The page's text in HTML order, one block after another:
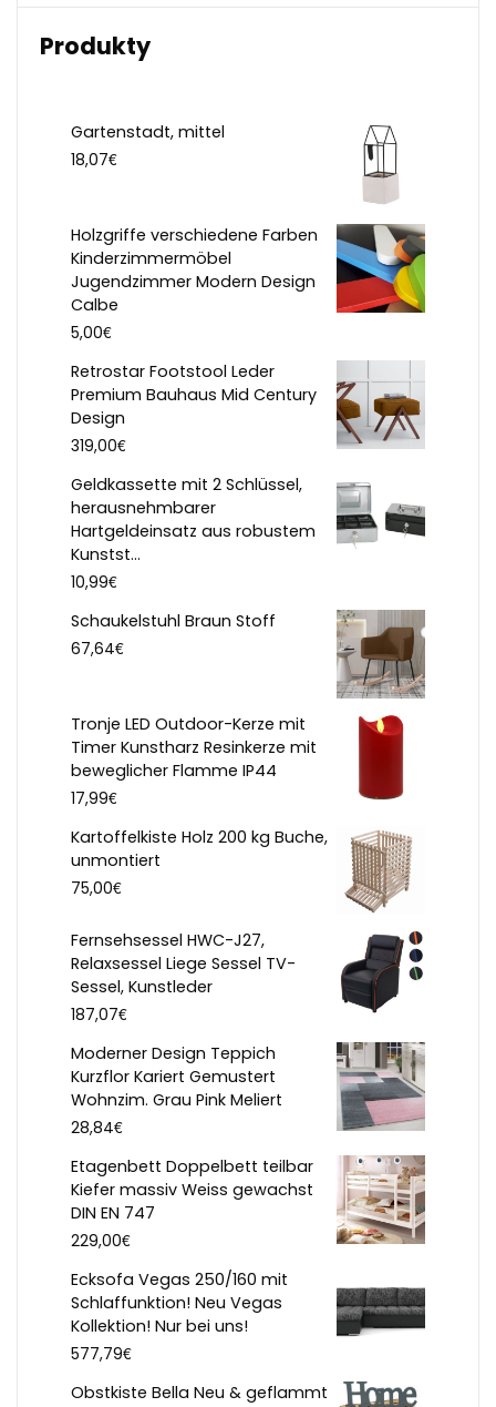
Produkty
Gartenstadt, mittel
18,07€
Holzgriffe verschiedene Farben
Kinderzimmermöbel
Jugendzimmer Modern Design
Calbe
5,00€
Retrostar Footstool Leder
Premium Bauhaus Mid Century
Design
319,00€
Geldkassette mit 2 Schlüssel,
herausnehmbarer
Hartgeldeinsatz aus robustem
Kunstst...
10,99€
Schaukelstuhl Braun Stoff
67,64€
Tronje LED Outdoor-Kerze mit
Timer Kunstharz Resinkerze mit
beweglicher Flamme IP44
17,99€
Kartoffelkiste Holz 200 kg Buche,
unmontiert
75,00€
Fernsehsessel HWC-J27,
Relaxsessel Liege Sessel TV-
Sessel, Kunstleder
187,07€
Moderner Design Teppich
Kurzflor Kariert Gemustert
Wohnzim. Grau Pink Meliert
28,84€
Etagenbett Doppelbett teilbar
Kiefer massiv Weiss gewachst
DIN EN 747
229,00€
Ecksofa Vegas 250/160 mit
Schlaffunktion! Neu Vegas
Kollektion! Nur bei uns!
577,79€
Obstkiste Bella Neu & geflammt